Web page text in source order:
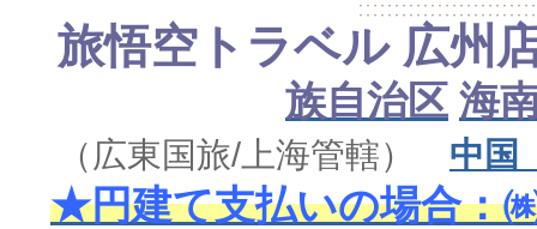
旅悟空トラベル 広州
族自治区 海
（広東国旅/上海管轄） 中国
★円建て支払いの場合：